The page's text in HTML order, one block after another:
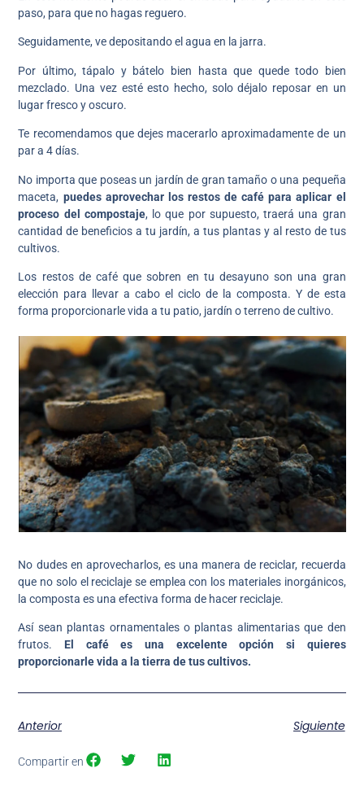
paso, para que no hagas reguero.
Seguidamente, ve depositando el agua en la jarra.
Por último, tápalo y bátelo bien hasta que quede todo bien
mezclado. Una vez esté esto hecho, solo déjalo reposar en un
lugar fresco y oscuro.
Te recomendamos que dejes macerarlo aproximadamente de un
par a 4 días.
No importa que poseas un jardín de gran tamaño o una pequeña
maceta, puedes aprovechar los restos de café para aplicar el
proceso del compostaje, lo que por supuesto, traerá una gran
cantidad de beneficios a tu jardín, a tus plantas y al resto de tus
cultivos.
Los restos de café que sobren en tu desayuno son una gran
elección para llevar a cabo el ciclo de la composta. Y de esta
forma proporcionarle vida a tu patio, jardín o terreno de cultivo.
No dudes en aprovecharlos, es una manera de reciclar, recuerda
que no solo el reciclaje se emplea con los materiales inorgánicos,
la composta es una efectiva forma de hacer reciclaje.
Así sean plantas ornamentales o plantas alimentarias que den
frutos. El café es una excelente opción si quieres
proporcionarle vida a la tierra de tus cultivos.
Anterior Siguiente
Compartir en